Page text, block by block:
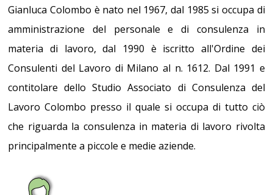
Gianluca Colombo è nato nel 1967, dal 1985 si occupa di
amministrazione del personale e di consulenza in
materia di lavoro, dal 1990 è iscritto all'Ordine dei
Consulenti del Lavoro di Milano al n. 1612. Dal 1991 e
contitolare dello Studio Associato di Consulenza del
Lavoro Colombo presso il quale si occupa di tutto ciò
che riguarda la consulenza in materia di lavoro rivolta
principalmente a piccole e medie aziende.